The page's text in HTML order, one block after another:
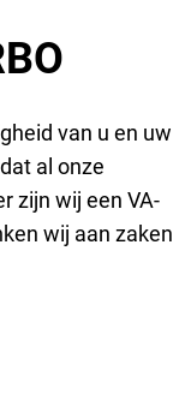
van u en uw
al onze
zijn wij een VA-
wij aan zaken